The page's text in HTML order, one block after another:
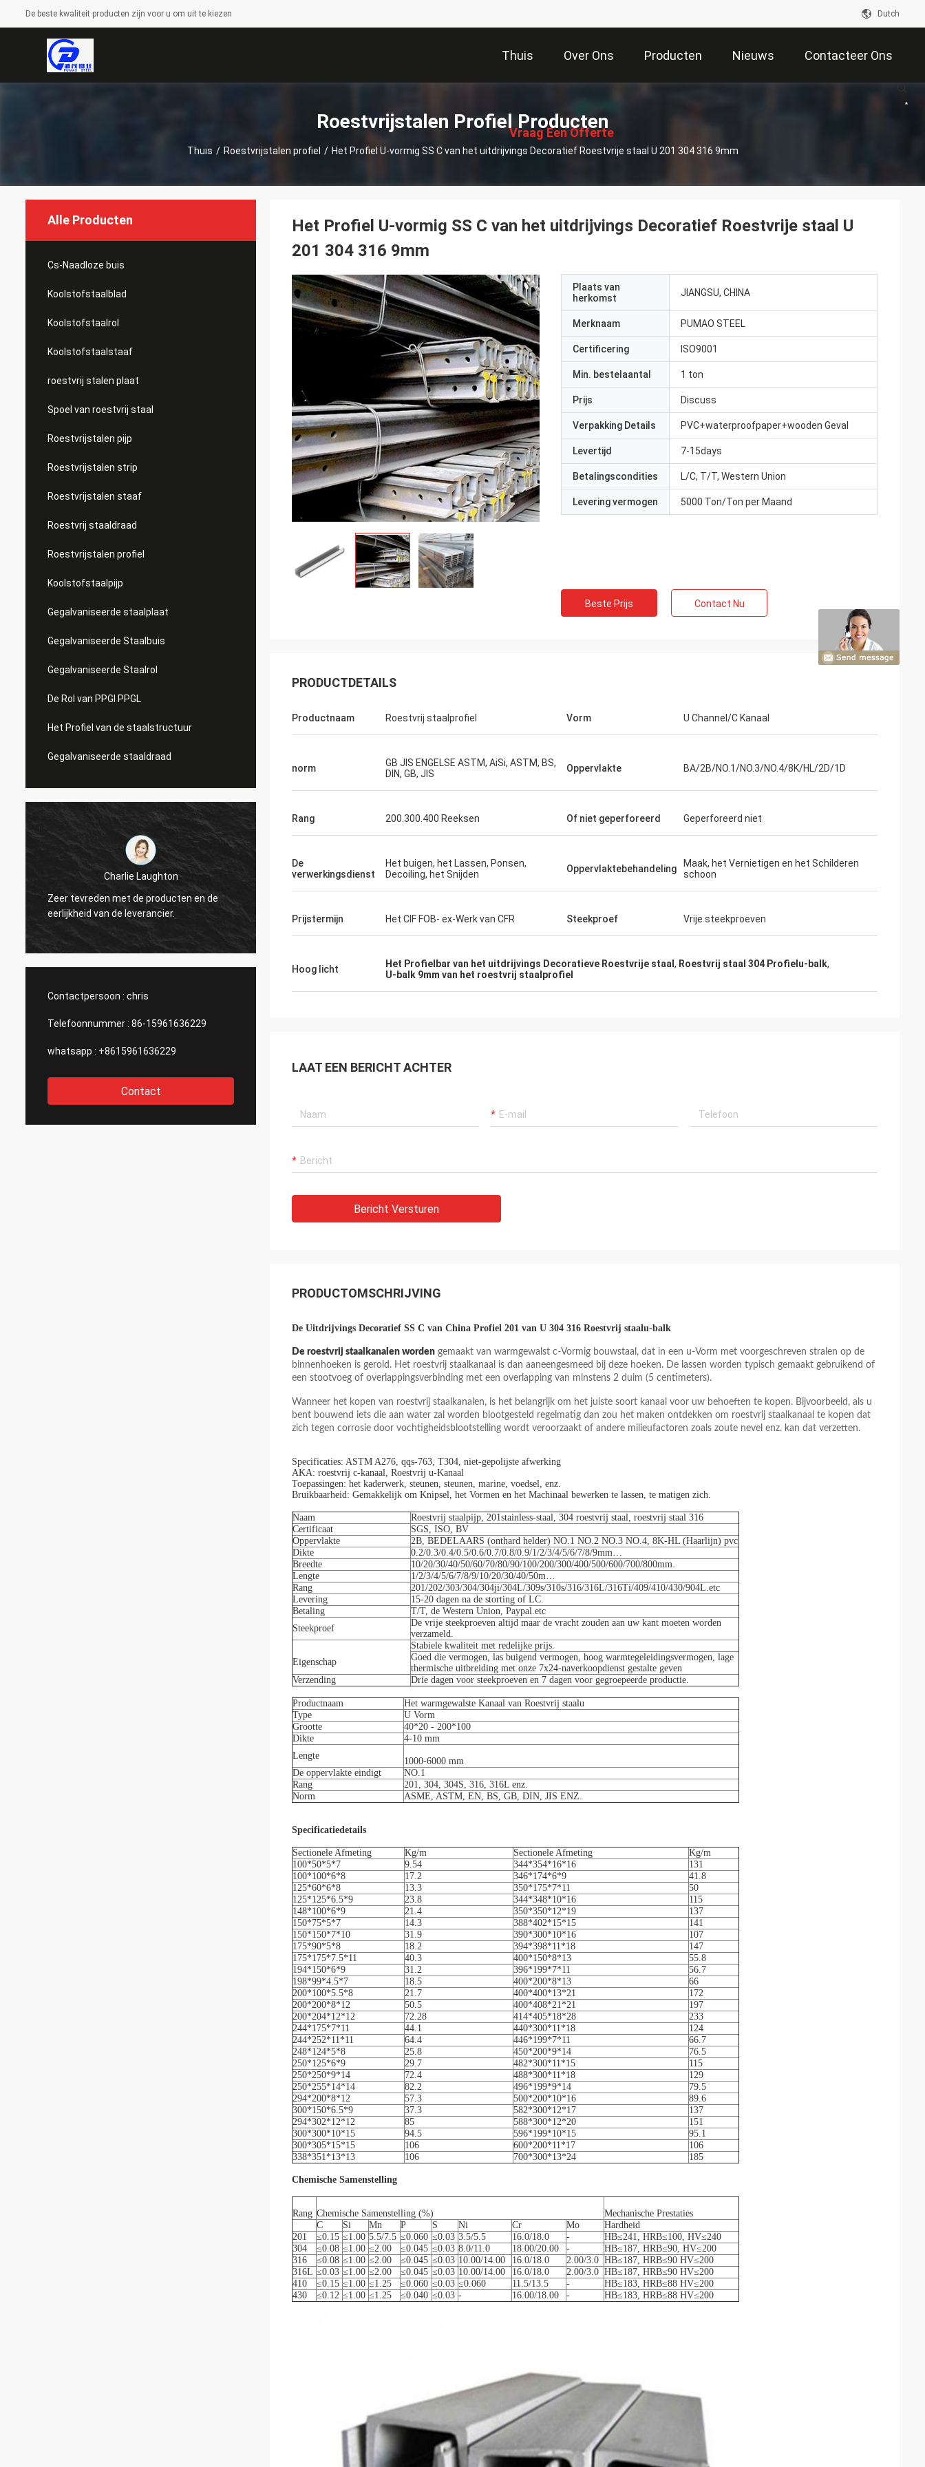
De beste kwaliteit producten zijn voor u om uit te kiezen Dutch
Thuis Over Ons Producten Nieuws Contacteer Ons
述
Vraag Een Offerte
Aan
Roestvrijstalen Profiel Producten
Thuis / Roestvrijstalen profiel / Het Profiel U-vormig SS C van het uitdrijvings Decoratief Roestvrije staal U 201 304 316 9mm
Alle Producten
Cs-Naadloze buis
Koolstofstaalblad
Koolstofstaalrol
Koolstofstaalstaaf
roestvrij stalen plaat
Spoel van roestvrij staal
Roestvrijstalen pijp
Roestvrijstalen strip
Roestvrijstalen staaf
Roestvrij staaldraad
Roestvrijstalen profiel
Koolstofstaalpijp
Gegalvaniseerde staalplaat
Gegalvaniseerde Staalbuis
Gegalvaniseerde Staalrol
De Rol van PPGI PPGL
Het Profiel van de staalstructuur
Gegalvaniseerde staaldraad
Charlie Laughton
Zeer tevreden met de producten en de
eerlijkheid van de leverancier.
Hovig Allan
Ervoor gezorgde Vivian had ik een super
herhalingsklant kende zij onze specifieke
productvereisten zelfs zonder me die
opdracht gaven en dit is onze tweede
Contactpersoon : chris
Telefoonnummer : 86-15961636229
whatsapp : +8615961636229
Contact
Het Profiel U-vormig SS C van het uitdrijvings Decoratief Roestvrije staal U
201 304 316 9mm
Plaats van
herkomst
JIANGSU, CHINA
Merknaam PUMAO STEEL
Certificering ISO9001
Min. bestelaantal 1 ton
Prijs Discuss
Verpakking Details PVC+waterproofpaper+wooden Geval
Levertijd 7-15days
Betalingscondities L/C, T/T, Western Union
Levering vermogen 5000 Ton/Ton per Maand
Beste Prijs Contact Nu
PRODUCTDETAILS
Productnaam Roestvrij staalprofiel Vorm U Channel/C Kanaal
norm
GB JIS ENGELSE ASTM, AiSi, ASTM, BS,
DIN, GB, JIS
Oppervlakte BA/2B/NO.1/NO.3/NO.4/8K/HL/2D/1D
Rang 200.300.400 Reeksen Of niet geperforeerd Geperforeerd niet
De
verwerkingsdienst
Het buigen, het Lassen, Ponsen,
Decoiling, het Snijden
Oppervlaktebehandeling
Maak, het Vernietigen en het Schilderen
schoon
Prijstermijn Het CIF FOB- ex-Werk van CFR Steekproef Vrije steekproeven
Hoog licht Het Profielbar van het uitdrijvings Decoratieve Roestvrije staal , Roestvrij staal 304 Profielu-balk,
U-balk 9mm van het roestvrij staalprofiel
LAAT EEN BERICHT ACHTER
Bericht Versturen
PRODUCTOMSCHRIJVING
De Uitdrijvings Decoratief SS C van China Profiel 201 van U 304 316 Roestvrij staalu-balk
De roestvrij staalkanalen worden gemaakt van warmgewalst c-Vormig bouwstaal, dat in een u-Vorm met voorgeschreven stralen op de
binnenhoeken is gerold. Het roestvrij staalkanaal is dan aaneengesmeed bij deze hoeken. De lassen worden typisch gemaakt gebruikend of
een stootvoeg of overlappingsverbinding met een overlapping van minstens 2 duim (5 centimeters).
Wanneer het kopen van roestvrij staalkanalen, is het belangrijk om het juiste soort kanaal voor uw behoeften te kopen. Bijvoorbeeld, als u
bent bouwend iets die aan water zal worden blootgesteld regelmatig dan zou het maken ontdekken om roestvrij staalkanaal te kopen dat
zich tegen corrosie door vochtigheidsblootstelling wordt veroorzaakt of andere milieufactoren zoals zoute nevel enz. kan dat verzetten.
Specificaties: ASTM A276, qqs-763, T304, niet-gepolijste afwerking
AKA: roestvrij c-kanaal, Roestvrij u-Kanaal
Toepassingen: het kaderwerk, steunen, steunen, marine, voedsel, enz.
Bruikbaarheid: Gemakkelijk om Knipsel, het Vormen en het Machinaal bewerken te lassen, te matigen zich.
Naam
Roestvrij staalpijp, 201stainless-staal, 304 roestvrij staal, roestvrij staal 316
Certificaat
SGS, ISO, BV
Oppervlakte
2B, BEDELAARS (onthard helder) NO.1 NO.2 NO.3 NO.4, 8K-HL (Haarlijn) pvc
Dikte
0.2/0.3/0.4/0.5/0.6/0.7/0.8/0.9/1/2/3/4/5/6/7/8/9mm…
Breedte
10/20/30/40/50/60/70/80/90/100/200/300/400/500/600/700/800mm.
Lengte
1/2/3/4/5/6/7/8/9/10/20/30/40/50m…
Rang
201/202/303/304/304ji/304L/309s/310s/316/316L/316Ti/409/410/430/904L.etc
Levering
15-20 dagen na de storting of LC.
Betaling
T/T, de Western Union, Paypal.etc
Steekproef
De vrije steekproeven altijd maar de vracht zouden aan uw kant moeten worden
verzameld.
Eigenschap
Stabiele kwaliteit met redelijke prijs.
Goed die vermogen, las buigend vermogen, hoog warmtegeleidingsvermogen, lage
thermische uitbreiding met onze 7x24-naverkoopdienst gestalte geven
Verzending
Drie dagen voor steekproeven en 7 dagen voor gegroepeerde productie.
Productnaam
Het warmgewalste Kanaal van Roestvrij staalu
Type
U Vorm
Grootte
40*20 - 200*100
Dikte
4-10 mm
Lengte
1000-6000 mm
De oppervlakte eindigt
NO.1
Rang
201, 304, 304S, 316, 316L enz.
Norm
ASME, ASTM, EN, BS, GB, DIN, JIS ENZ.
Specificatiedetails
Sectionele Afmeting Kg/m Sectionele Afmeting
Kg/m
100*50*5*7
9.54 344*354*16*16
131
100*100*6*8
17.2 346*174*6*9
41.8
125*60*6*8
13.3 350*175*7*11
50
125*125*6.5*9
23.8 344*348*10*16
115
148*100*6*9
21.4 350*350*12*19
137
150*75*5*7
14.3 388*402*15*15
141
150*150*7*10
31.9 390*300*10*16
107
175*90*5*8
18.2 394*398*11*18
147
175*175*7.5*11
40.3 400*150*8*13
55.8
194*150*6*9
31.2 396*199*7*11
56.7
198*99*4.5*7
18.5 400*200*8*13
66
200*100*5.5*8
21.7 400*400*13*21
172
200*200*8*12
50.5 400*408*21*21
197
200*204*12*12
72.28 414*405*18*28
233
244*175*7*11
44.1 440*300*11*18
124
244*252*11*11
64.4 446*199*7*11
66.7
248*124*5*8
25.8 450*200*9*14
76.5
250*125*6*9
29.7 482*300*11*15
115
250*250*9*14
72.4 488*300*11*18
129
250*255*14*14
82.2 496*199*9*14
79.5
294*200*8*12
57.3 500*200*10*16
89.6
300*150*6.5*9
37.3 582*300*12*17
137
294*302*12*12
85 588*300*12*20
151
300*300*10*15
94.5 596*199*10*15
95.1
300*305*15*15
106 600*200*11*17
106
338*351*13*13
106 700*300*13*24 185
Chemische Samenstelling
Rang Chemische Samenstelling (%)
Mechanische Prestaties
C
Si Mn P S Ni Cr Mo
Hardheid
201
≤0.15 ≤1.00 5.5/7.5 ≤0.060 ≤0.03 3.5/5.5 16.0/18.0 -
HB≤241, HRB≤100, HV≤240
304
≤0.08 ≤1.00 ≤2.00 ≤0.045 ≤0.03 8.0/11.0 18.00/20.00 -
HB≤187, HRB≤90, HV≤200
316
≤0.08 ≤1.00 ≤2.00 ≤0.045 ≤0.03 10.00/14.00 16.0/18.0 2.00/3.0 HB≤187, HRB≤90 HV≤200
316L ≤0.03 ≤1.00 ≤2.00 ≤0.045 ≤0.03 10.00/14.00 16.0/18.0 2.00/3.0 HB≤187, HRB≤90 HV≤200
410
≤0.15 ≤1.00 ≤1.25 ≤0.060 ≤0.03 ≤0.060 11.5/13.5 -
HB≤183, HRB≤88 HV≤200
430
≤0.12 ≤1.00 ≤1.25 ≤0.040 ≤0.03 - 16.00/18.00 - HB≤183, HRB≤88 HV≤200